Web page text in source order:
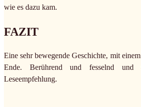
wie es dazu kam.
FAZIT
Eine sehr bewegende Geschichte, mit
Ende. Berührend und fesselnd
Leseempfehlung.